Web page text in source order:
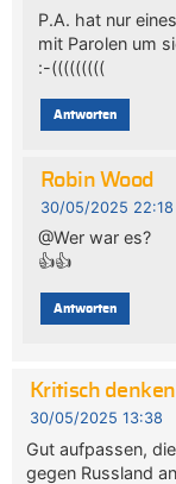
P.A. hat nur
mit Parolen um
:-(((((((((
Antworten
Robin Wood
30/05/2025 22:18
@Wer war es?
👍👍
Antworten
Kritisch
30/05/2025 13:38
Gut aufpassen,
gegen Russland